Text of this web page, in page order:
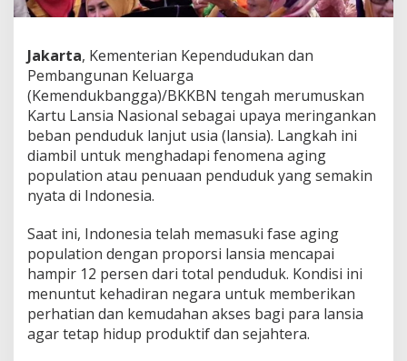
i
a
s
i
o
n
a
l
,
D
k
o
n
2
P
e
Jakarta, Kementerian Kependudukan dan
Pembangunan Keluarga
(Kemendukbangga)/BKKBN tengah merumuskan
Kartu Lansia Nasional sebagai upaya meringankan
beban penduduk lanjut usia (lansia). Langkah ini
diambil untuk menghadapi fenomena aging
population atau penuaan penduduk yang semakin
nyata di Indonesia.
Saat ini, Indonesia telah memasuki fase aging
population dengan proporsi lansia mencapai
hampir 12 persen dari total penduduk. Kondisi ini
menuntut kehadiran negara untuk memberikan
perhatian dan kemudahan akses bagi para lansia
agar tetap hidup produktif dan sejahtera.